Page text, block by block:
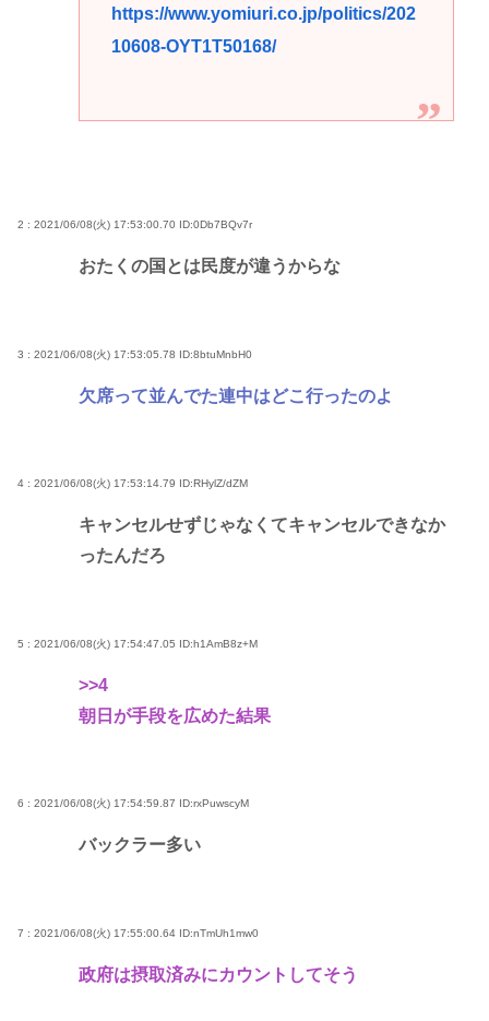
https://www.yomiuri.co.jp/politics/202
10608-OYT1T50168/
2 : 2021/06/08(火) 17:53:00.70 ID:0Db7BQv7r
おたくの国とは民度が違うからな
3 : 2021/06/08(火) 17:53:05.78 ID:8btuMnbH0
欠席って並んでた連中はどこ行ったのよ
4 : 2021/06/08(火) 17:53:14.79 ID:RHylZ/dZM
キャンセルせずじゃなくてキャンセルできなか
ったんだろ
5 : 2021/06/08(火) 17:54:47.05 ID:h1AmB8z+M
>>4
朝日が手段を広めた結果
6 : 2021/06/08(火) 17:54:59.87 ID:rxPuwscyM
バックラー多い
7 : 2021/06/08(火) 17:55:00.64 ID:nTmUh1mw0
政府は摂取済みにカウントしてそう